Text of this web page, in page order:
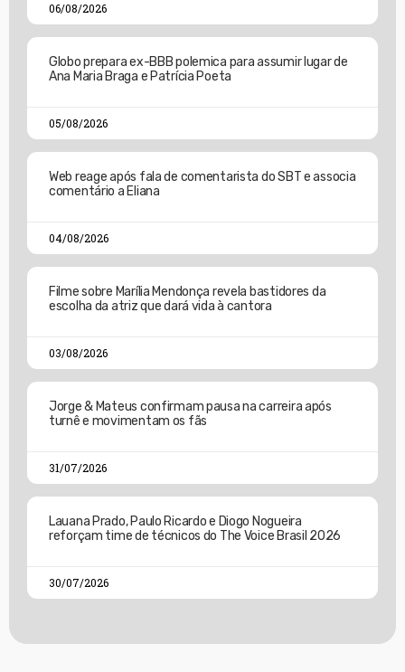
06/08/2026
Globo prepara ex-BBB polemica para assumir lugar de
Ana Maria Braga e Patrícia Poeta
05/08/2026
Web reage após fala de comentarista do SBT e associa
comentário a Eliana
04/08/2026
Filme sobre Marília Mendonça revela bastidores da
escolha da atriz que dará vida à cantora
03/08/2026
Jorge & Mateus confirmam pausa na carreira após
turnê e movimentam os fãs
31/07/2026
Lauana Prado, Paulo Ricardo e Diogo Nogueira
reforçam time de técnicos do The Voice Brasil 2026
30/07/2026